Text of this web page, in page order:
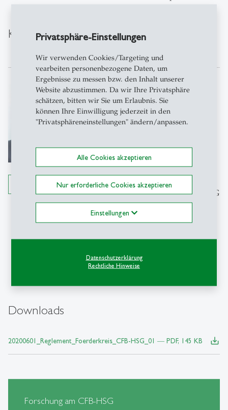
Privatsphäre-Einstellungen
Wir verwenden Cookies/Targeting und
vearbeiten personenbezogene Daten, um
Ergebnisse zu messen bzw. den Inhalt unserer
Website abzustimmen. Da wir Ihre Privatsphäre
schätzen, bitten wir Sie um Erlaubnis. Sie
können Ihre Einwilligung jederzeit in den
"Privatsphäreneinstellungen" ändern/anpassen.
Alle Cookies akzeptieren
Nur erforderliche Cookies akzeptieren
Einstellungen
Datenschutzerklärung
Rechtliche Hinweise
Kontakt
Details anzeigen
Thomas Zellweger
Prof. Dr.
Ordinarius für
Familienunternehmen an der
Universität St.Gallen,
Geschäftsführender Direktor KMU-
HSG, Managing Director des CFB-HSG
KMU-HSG und CFB-HSG
Büro 1-356
Tel.: +41 71 224 71 00
Downloads
20200601_Reglement_Foerderkreis_CFB-HSG_01 ― PDF, 145 KB save_alt
Forschung am CFB-HSG